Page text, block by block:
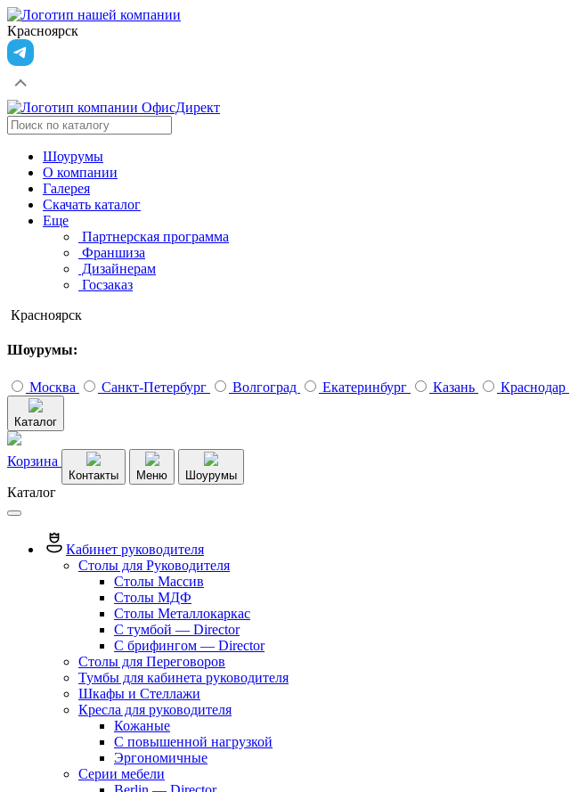
Красноярск
Шоурумы
О компании
Галерея
Скачать каталог
Еще
Партнерская программа
Франшиза
Дизайнерам
Госзаказ
Красноярск
Шоурумы:
Москва Санкт-Петербург Волгоград Екатеринбург Казань Краснодар
Каталог
Корзина
Контакты Меню Шоурумы
Каталог
Кабинет руководителя
Столы для Руководителя
Столы Массив
Столы МДФ
Столы Металлокаркас
С тумбой — Director
C брифингом — Director
Столы для Переговоров
Тумбы для кабинета руководителя
Шкафы и Стеллажи
Кресла для руководителя
Кожаные
С повышенной нагрузкой
Эргономичные
Серии мебели